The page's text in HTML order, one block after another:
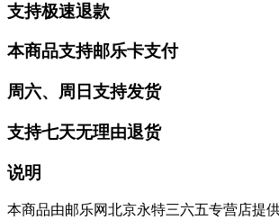
支持极速退款
本商品支持邮乐卡支付
周六、周日支持发货
支持七天无理由退货
说明
本商品由邮乐网北京永特三六五专营店提